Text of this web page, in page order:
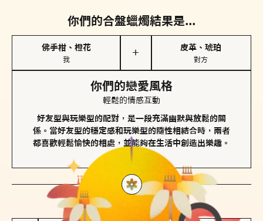
你們的合盤蠟燭結果是...
佛手柑、橙花
我
＋
皮革、琥珀
對方
你們的戀愛風格
輕鬆的情感互動
好友型與玩樂型的配對，是一段充滿幽默與放鬆的關
係。當好友型的穩定感和玩樂型的隨性相結合時，兩者
都喜歡輕鬆愉快的相處，並能夠在生活中創造出樂趣。
對方的主調蠟燭是...